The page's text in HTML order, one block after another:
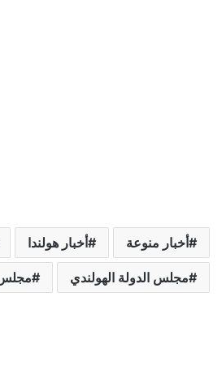
أخبار منوعة أخبار هولندا
مجلس الدولة الهولندي مجلس